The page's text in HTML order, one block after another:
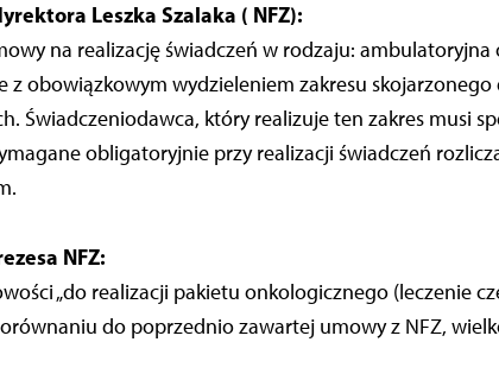
Leszka Szalaka ( NFZ):
na realizację świadczeń w rodzaju: ambulatoryjna
z obowiązkowym wydzieleniem zakresu
Świadczeniodawca, który realizuje ten zakres musi
obligatoryjnie przy realizacji świadczeń
NFZ:
„do realizacji pakietu onkologicznego (leczenie
do poprzednio zawartej umowy z NFZ,